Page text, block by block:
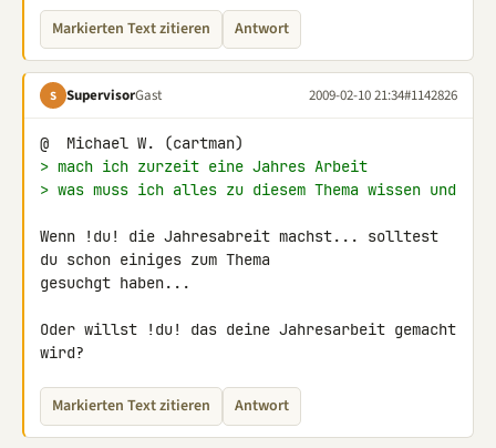
Markierten Text zitieren Antwort
S SupervisorGast 2009-02-10 21:34#1142826
> mach ich zurzeit eine Jahres Arbeit
> was muss ich alles zu diesem Thema wissen und
Wenn !du! die Jahresabreit machst... solltest
du schon einiges zum Thema
gesuchgt haben...
Oder willst !du! das deine Jahresarbeit gemacht
wird?
Markierten Text zitieren Antwort